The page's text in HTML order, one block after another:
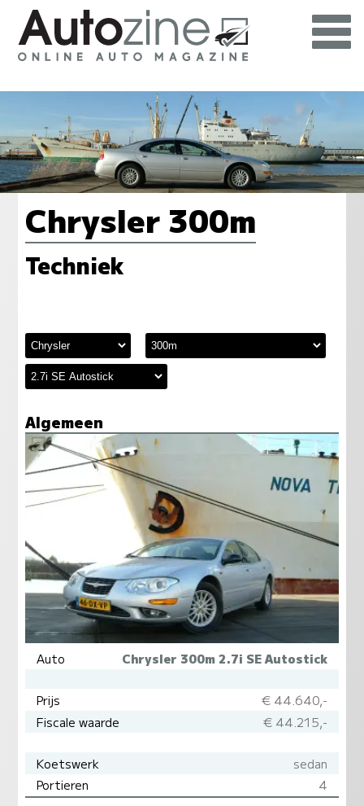
Chrysler 300m
Techniek
Algemeen
Auto Chrysler 300m 2.7i SE Autostick
Prijs
€ 44.640,-
Fiscale waarde
€ 44.215,-
Koetswerk
sedan
Portieren
4